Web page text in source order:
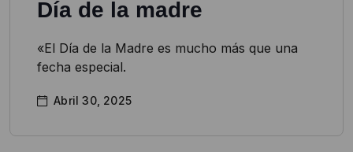
Día de la madre
«El Día de la Madre es mucho más que una
fecha especial.
Abril 30, 2025